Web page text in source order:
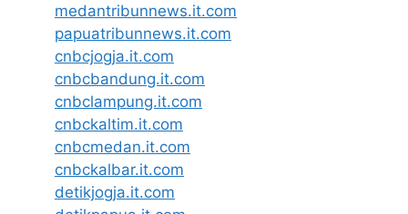
medantribunnews.it.com
papuatribunnews.it.com
cnbcjogja.it.com
cnbcbandung.it.com
cnbclampung.it.com
cnbckaltim.it.com
cnbcmedan.it.com
cnbckalbar.it.com
detikjogja.it.com